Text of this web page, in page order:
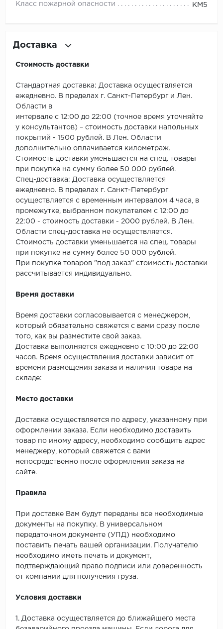
SPC
SPC Flooring
SPC Ideal Flooring
SPC Kronostep
SPC Promo
Tarkett
Tulesna
Vinilam
Класс пожарной опасности КМ5
Доставка
Стоимость доставки
Стандартная доставка: Доставка осуществляется
ежедневно. В пределах г. Санкт-Петербург и Лен.
Области в
интервале с 12:00 до 22:00 (точное время уточняйте
у консультантов) – стоимость доставки напольных
покрытий - 1500 рублей. В Лен. Области
дополнительно оплачивается километраж.
Стоимость доставки уменьшается на спец. товары
при покупке на сумму более 50 000 рублей.
Спец-доставка: Доставка осуществляется
ежедневно. В пределах г. Санкт-Петербург
осуществляется с временным интервалом 4 часа, в
промежутке, выбранном покупателем с 12:00 до
22:00 - стоимость доставки - 2000 рублей. В Лен.
Области спец-доставка не осуществляется.
Стоимость доставки уменьшается на спец. товары
при покупке на сумму более 50 000 рублей.
При покупке товаров "под заказ" стоимость доставки
рассчитывается индивидуально.
Время доставки
Время доставки согласовывается с менеджером,
который обязательно свяжется с вами сразу после
того, как вы разместите свой заказ.
Доставка выполняется ежедневно с 10:00 до 22:00
часов. Время осуществления доставки зависит от
времени размещения заказа и наличия товара на
складе:
Место доставки
Доставка осуществляется по адресу, указанному при
оформлении заказа. Если необходимо доставить
товар по иному адресу, необходимо сообщить адрес
менеджеру, который свяжется с вами
непосредственно после оформления заказа на
сайте.
Правила
При доставке Вам будут переданы все необходимые
документы на покупку. В универсальном
передаточном документе (УПД) необходимо
поставить печать вашей организации. Получателю
необходимо иметь печать и документ,
подтверждающий право подписи или доверенность
от компании для получения груза.
Условия доставки
1. Доставка осуществляется до ближайшего места